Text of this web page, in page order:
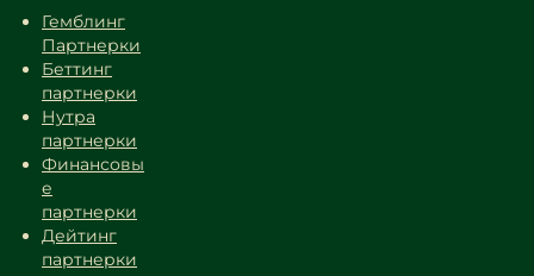
Гемблинг
Партнерки
Беттинг
партнерки
Нутра
партнерки
Финансовы
е
партнерки
Дейтинг
партнерки